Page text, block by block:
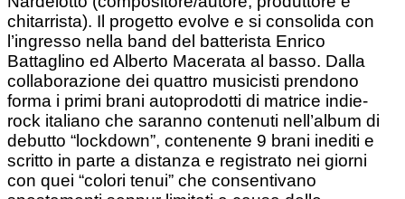
chitarrista). Il progetto evolve e si consolida con
l’ingresso nella band del batterista Enrico
Battaglino ed Alberto Macerata al basso. Dalla
collaborazione dei quattro musicisti prendono
forma i primi brani autoprodotti di matrice indie-
rock italiano che saranno contenuti nell’album di
debutto “lockdown”, contenente 9 brani inediti e
scritto in parte a distanza e registrato nei giorni
con quei “colori tenui” che consentivano